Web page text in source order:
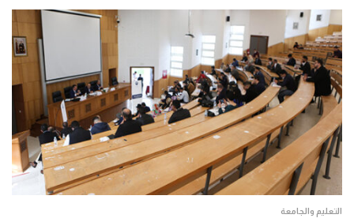
التعليم والجامعة